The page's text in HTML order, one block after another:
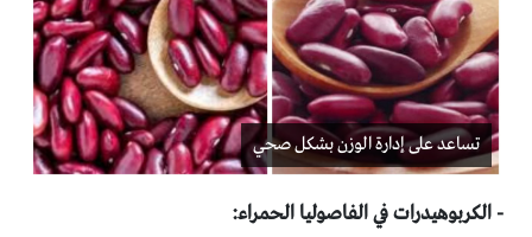
تساعد على إدارة الوزن بشكل صحي
‏- الكربوهيدرات في الفاصوليا الحمراء:‏